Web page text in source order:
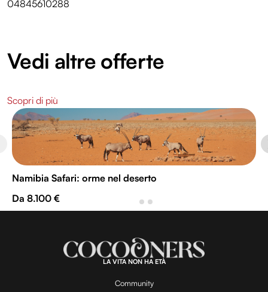
04845610288
Vedi altre offerte
Scopri di più
Namibia Safari: orme nel deserto
Da 8.100 €
LA VITA NON HA ETÀ
Community